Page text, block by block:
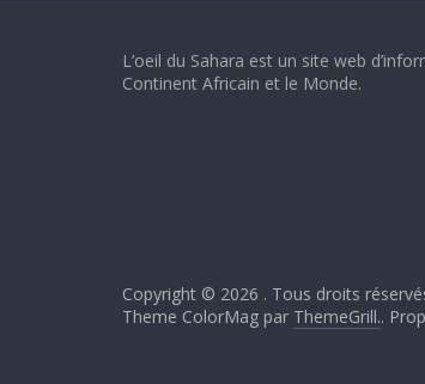
L’oeil du Sahara est un site web
Continent Africain et le Monde.
Copyright © 2026 . Tous droits
Theme ColorMag par ThemeGrill..